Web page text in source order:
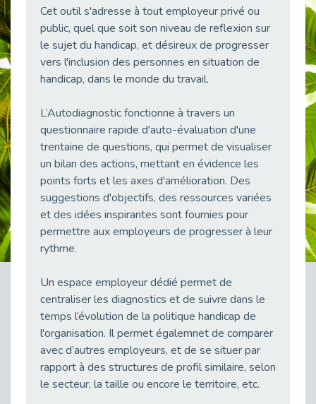
Fibromyalgie : Quand la douleur invisible s’invite au bureau
Publié le 12/05/2026
CAP EMPLOI 92 : L’inclusion portée à son sommet, bien au-delà des quotas
Publié le 12/05/2026
Publié le 04/05/2026
Le taux d’emploi direct dans la fonction publique dépasse 6 % en 2025
Publié le 04/05/2026
L'alternance : un tremplin vers l'emploi aussi pour les personnes en situation de handicap
Publié le 01/05/2026
Témoignage : Le parcours de Marc, 44 ans
Publié le 30/04/2026
Publié le 29/04/2026
28 avril : Agir ensemble pour une culture de prévention au travail
Publié le 27/04/2026
Mobilisation pour l’alternance et le handicap
Publié le 24/04/2026
Cet outil s'adresse à tout employeur privé ou
public, quel que soit son niveau de reflexion sur
le sujet du handicap, et désireux de progresser
vers l'inclusion des personnes en situation de
handicap, dans le monde du travail.
L’Autodiagnostic fonctionne à travers un
questionnaire rapide d'auto-évaluation d'une
trentaine de questions, qui permet de visualiser
un bilan des actions, mettant en évidence les
points forts et les axes d'amélioration. Des
suggestions d'objectifs, des ressources variées
et des idées inspirantes sont fournies pour
permettre aux employeurs de progresser à leur
rythme.
Un espace employeur dédié permet de
centraliser les diagnostics et de suivre dans le
temps l’évolution de la politique handicap de
l'organisation. Il permet égalemnet de comparer
avec d’autres employeurs, et de se situer par
rapport à des structures de profil similaire, selon
le secteur, la taille ou encore le territoire, etc.